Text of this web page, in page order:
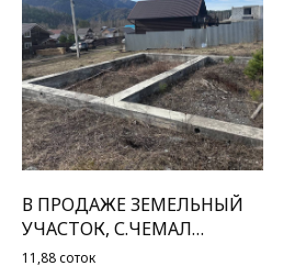
В ПРОДАЖЕ ЗЕМЕЛЬНЫЙ
УЧАСТОК, С.ЧЕМАЛ
СОСНОВАЯ 16
11,88 соток